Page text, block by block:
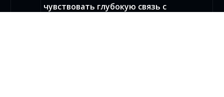
чувствовать глубокую связь с